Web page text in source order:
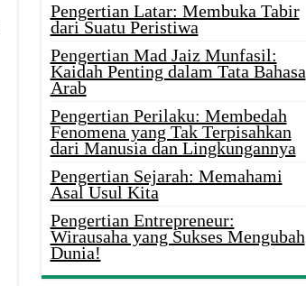
Pengertian Latar: Membuka Tabir
dari Suatu Peristiwa
Pengertian Mad Jaiz Munfasil:
Kaidah Penting dalam Tata Bahasa
Arab
Pengertian Perilaku: Membedah
Fenomena yang Tak Terpisahkan
dari Manusia dan Lingkungannya
Pengertian Sejarah: Memahami
Asal Usul Kita
Pengertian Entrepreneur:
Wirausaha yang Sukses Mengubah
Dunia!